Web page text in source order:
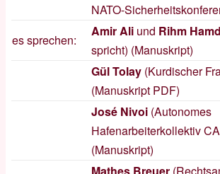
NATO-
es sprechen:
Amir Ali und Rihm
spricht) (Manuskript)
Gül Tolay (Kurdischer
(Manuskript PDF)
José Nivoi (Autonomes
Hafenarbeiterkollektiv
(Manuskript)